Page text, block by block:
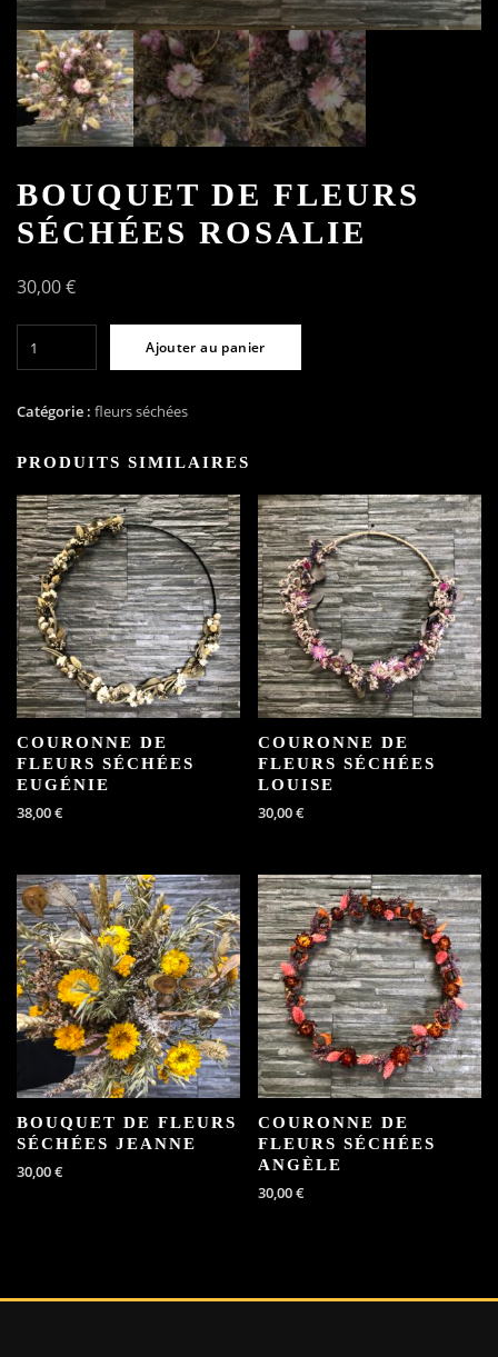
BOUQUET DE FLEURS
SÉCHÉES ROSALIE
30,00€
de
séchées
Ajouter au panier
Catégorie : fleurs séchées
PRODUITS SIMILAIRES
COURONNE DE
FLEURS SÉCHÉES
EUGÉNIE
38,00€
COURONNE DE
FLEURS SÉCHÉES
LOUISE
30,00€
BOUQUET DE FLEURS
SÉCHÉES JEANNE
30,00€
COURONNE DE
FLEURS SÉCHÉES
ANGÈLE
30,00€